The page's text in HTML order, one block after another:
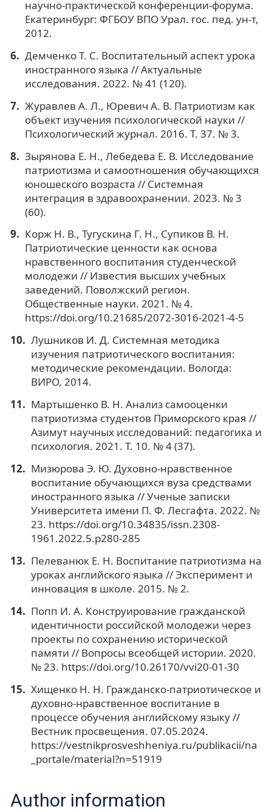
научно-практической конференции-форума.
Екатеринбург: ФГБОУ ВПО Урал. гос. пед. ун-т,
2012.
Демченко Т. С. Воспитательный аспект урока
иностранного языка // Актуальные
исследования. 2022. № 41 (120).
Журавлев А. Л., Юревич А. В. Патриотизм как
объект изучения психологической науки //
Психологический журнал. 2016. Т. 37. № 3.
Зырянова Е. Н., Лебедева Е. В. Исследование
патриотизма и самоотношения обучающихся
юношеского возраста // Системная
интеграция в здравоохранении. 2023. № 3
(60).
Корж Н. В., Тугускина Г. Н., Супиков В. Н.
Патриотические ценности как основа
нравственного воспитания студенческой
молодежи // Известия высших учебных
заведений. Поволжский регион.
Общественные науки. 2021. № 4.
https://doi.org/10.21685/2072-3016-2021-4-5
Лушников И. Д. Системная методика
изучения патриотического воспитания:
методические рекомендации. Вологда:
ВИРО, 2014.
Мартышенко В. Н. Анализ самооценки
патриотизма студентов Приморского края //
Азимут научных исследований: педагогика и
психология. 2021. Т. 10. № 4 (37).
Мизюрова Э. Ю. Духовно-нравственное
воспитание обучающихся вуза средствами
иностранного языка // Ученые записки
Университета имени П. Ф. Лесгафта. 2022. №
23. https://doi.org/10.34835/issn.2308-
1961.2022.5.p280-285
Пелеванюк Е. Н. Воспитание патриотизма на
уроках английского языка // Эксперимент и
инновация в школе. 2015. № 2.
Попп И. А. Конструирование гражданской
идентичности российской молодежи через
проекты по сохранению исторической
памяти // Вопросы всеобщей истории. 2020.
№ 23. https://doi.org/10.26170/vvi20-01-30
Хищенко Н. Н. Гражданско-патриотическое и
духовно-нравственное воспитание в
процессе обучения английскому языку //
Вестник просвещения. 07.05.2024.
https://vestnikprosveshheniya.ru/publikacii/na
_portale/material?n=51919
Author information